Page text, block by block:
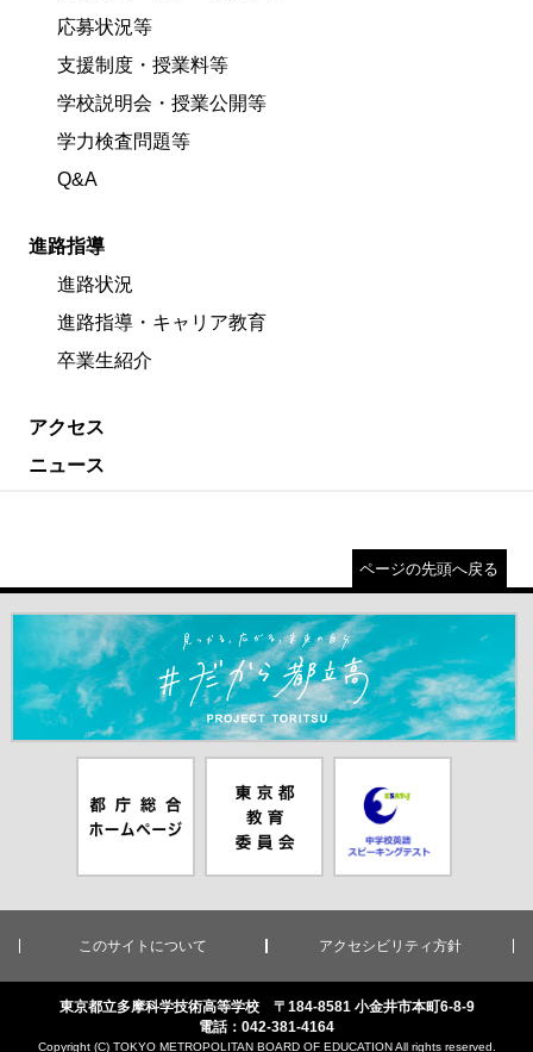
応募状況等
支援制度・授業料等
学校説明会・授業公開等
学力検査問題等
Q&A
進路指導
進路状況
進路指導・キャリア教育
卒業生紹介
アクセス
ニュース
ページの先頭へ戻る
＃だから都立高（別ウインドウが開きます）
ムページ（別
ウインドウが
員会（別ウイ
ンドウが開き
ピーキングテ
スト（別ウイ
ンドウが開き
このサイトについて アクセシビリティ方針
東京都立多摩科学技術高等学校 〒184-8581 小金井市本町6-8-9
電話：042-381-4164
Copyright (C) TOKYO METROPOLITAN BOARD OF EDUCATION All rights reserved.